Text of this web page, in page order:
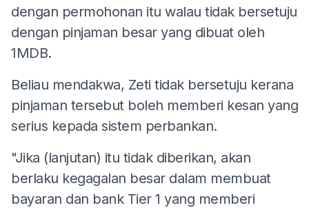
dengan permohonan itu walau tidak bersetuju
dengan pinjaman besar yang dibuat oleh
1MDB.
Beliau mendakwa, Zeti tidak bersetuju kerana
pinjaman tersebut boleh memberi kesan yang
serius kepada sistem perbankan.
"Jika (lanjutan) itu tidak diberikan, akan
berlaku kegagalan besar dalam membuat
bayaran dan bank Tier 1 yang memberi